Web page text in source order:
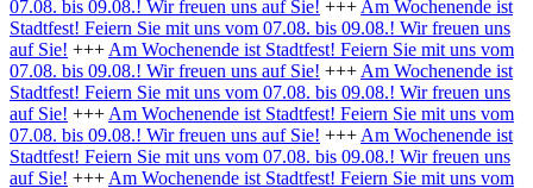
07.08. bis 09.08.! Wir freuen uns auf Sie! +++ Am Wochenende ist
Stadtfest! Feiern Sie mit uns vom 07.08. bis 09.08.! Wir freuen uns
auf Sie! +++ Am Wochenende ist Stadtfest! Feiern Sie mit uns vom
07.08. bis 09.08.! Wir freuen uns auf Sie! +++ Am Wochenende ist
Stadtfest! Feiern Sie mit uns vom 07.08. bis 09.08.! Wir freuen uns
auf Sie! +++ Am Wochenende ist Stadtfest! Feiern Sie mit uns vom
07.08. bis 09.08.! Wir freuen uns auf Sie! +++ Am Wochenende ist
Stadtfest! Feiern Sie mit uns vom 07.08. bis 09.08.! Wir freuen uns
auf Sie! +++ Am Wochenende ist Stadtfest! Feiern Sie mit uns vom